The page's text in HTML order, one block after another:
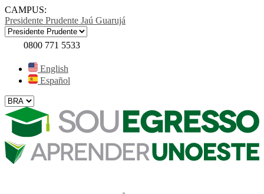
CAMPUS:
Presidente Prudente Jaú Guarujá
0800 771 5533
English
Español